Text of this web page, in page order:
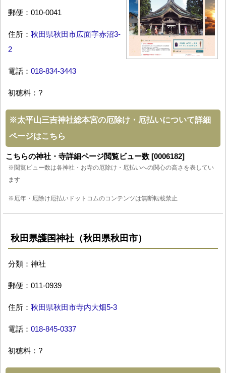
郵便：010-0041
住所： 秋田県秋田市広面字赤沼3-
2
電話： 018-834-3443
初穂料：?
※太平山三吉神社総本宮の厄除け・厄払いについて詳細
ページはこちら
こちらの神社・寺詳細ページ閲覧ビュー数 [0006182]
※閲覧ビュー数は各神社・お寺の厄除け・厄払いへの関心の高さを表してい
ます
※厄年・厄除け厄払いドットコムのコンテンツは無断転載禁止
秋田県護国神社（秋田県秋田市）
分類：神社
郵便：011-0939
住所： 秋田県秋田市寺内大畑5-3
電話： 018-845-0337
初穂料：?